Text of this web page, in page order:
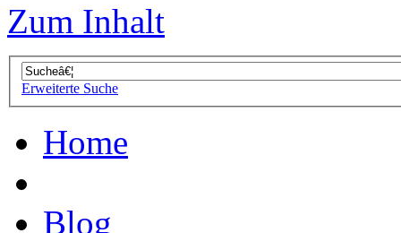
Zum Inhalt
Erweiterte Suche
Home
Blog